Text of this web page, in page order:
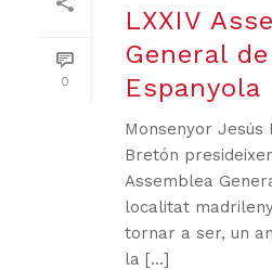
0
LXXIV
General
Espanyola
Monsenyor Jesús
Bretón
Assemblea
localitat
tornar a ser, un
la [...]